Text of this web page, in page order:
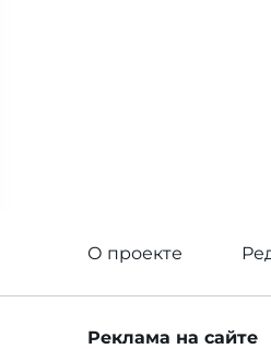
О проекте
Реклама на сайте